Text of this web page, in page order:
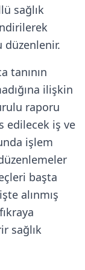
sağlık
tanının
ilişkin
raporu
edilecek iş ve
işlem
başta
alınmış
sağlık